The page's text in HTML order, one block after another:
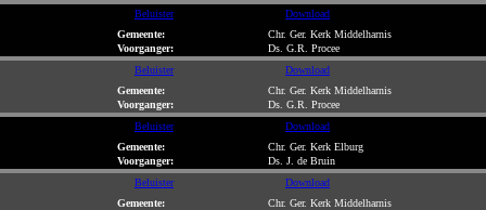
Beluister
Download
Gemeente:
Chr. Ger. Kerk Middelharnis
Voorganger:
Ds. G.R. Procee
Beluister
Download
Gemeente:
Chr. Ger. Kerk Middelharnis
Voorganger:
Ds. G.R. Procee
Beluister
Download
Gemeente:
Chr. Ger. Kerk Elburg
Voorganger:
Ds. J. de Bruin
Beluister
Download
Gemeente:
Chr. Ger. Kerk Middelharnis